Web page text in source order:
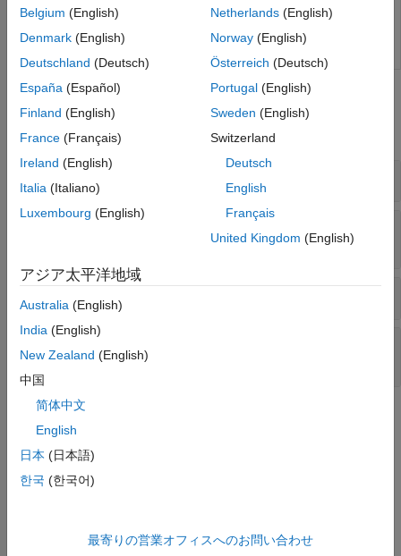
hdlcoder.TimingGenerator
Base class to implement
custom tool and device support
for critical path estimation
reporting
関数
すべて展開する
コード生成
HDL ワークフローのコマンド ライン インター
成
トピック
コマンド ライン インターフェイスの使用
HDL コード生成オプションの設定
ウィンドウで HDL オプションにアクセスする。
Belgium (English)
Denmark (English)
Deutschland (Deutsch)
España (Español)
Finland (English)
France (Français)
Ireland (English)
Italia (Italiano)
Luxembourg (English)
Netherlands(English)
Norway(English)
Österreich (Deutsch)
Portugal(English)
Sweden (English)
Switzerland
Deutsch
English
Français
United Kingdom (English)
アジア太平洋地域
Australia (English)
India (English)
New Zealand (English)
中国
简体中文
English
日本 (日本語)
한국 (한국어)
最寄りの営業オフィスへのお問い合わせ